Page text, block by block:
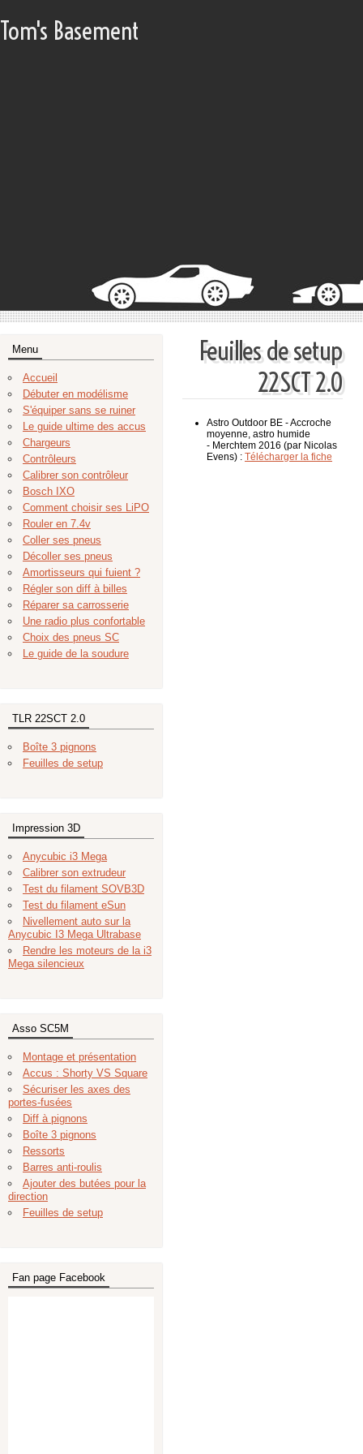
Tom's Basement
Menu
Accueil
Débuter en modélisme
S'équiper sans se ruiner
Le guide ultime des accus
Chargeurs
Contrôleurs
Calibrer son contrôleur
Bosch IXO
Comment choisir ses LiPO
Rouler en 7.4v
Coller ses pneus
Décoller ses pneus
Amortisseurs qui fuient ?
Régler son diff à billes
Réparer sa carrosserie
Une radio plus confortable
Choix des pneus SC
Le guide de la soudure
TLR 22SCT 2.0
Boîte 3 pignons
Feuilles de setup
Impression 3D
Anycubic i3 Mega
Calibrer son extrudeur
Test du filament SOVB3D
Test du filament eSun
Nivellement auto sur la
Anycubic I3 Mega Ultrabase
Rendre les moteurs de la i3
Mega silencieux
Asso SC5M
Montage et présentation
Accus : Shorty VS Square
Sécuriser les axes des
portes-fusées
Diff à pignons
Boîte 3 pignons
Ressorts
Barres anti-roulis
Ajouter des butées pour la
direction
Feuilles de setup
Fan page Facebook
Feuilles de setup
22SCT 2.0
Astro Outdoor BE - Accroche
moyenne, astro humide
- Merchtem 2016 (par Nicolas
Evens) : Télécharger la fiche